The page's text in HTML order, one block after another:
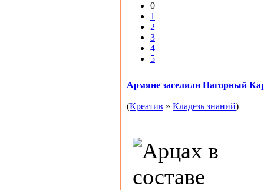
0
1
2
3
4
5
Армяне заселили Нагорный
(Креатив » Кладезь знаний)